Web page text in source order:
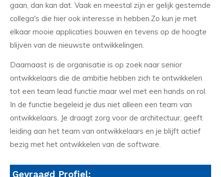
gaan, dan kan dat. Vaak en meestal zijn er gelijk gestemde
collega's die hier ook interesse in hebben.Zo kun je met
elkaar mooie applicaties bouwen en tevens op de hoogte
blijven van de nieuwste ontwikkelingen.
Daarnaast is de organisatie is op zoek naar senior
ontwikkelaars die de ambitie hebben zich te ontwikkelen
tot een team lead functie maar wel met een hands on rol.
In de functie begeleid je dus niet alleen een team van
ontwikkelaars. Je draagt zorg voor de architectuur, geeft
leiding aan het team van ontwikkelaars en je blijft actief
bezig met het ontwikkelen van de software.
Gevraagd Profiel: